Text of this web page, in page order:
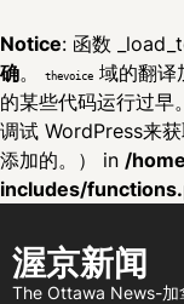
Notice: 函数
确。 thevoice 域的翻译
的某些代码运行过早
调试 WordPress来
添加的。） in /
includes/
渥京新闻
The Ottawa News-加